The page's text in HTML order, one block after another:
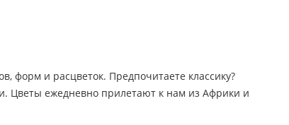
форм и расцветок. Предпочитаете классику?
Цветы ежедневно прилетают к нам из Африки и